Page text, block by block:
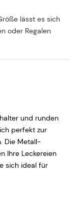
lässt es sich
oder Regalen
und runden
perfekt zur
Die Metall-
Ihre Leckereien
sich ideal für